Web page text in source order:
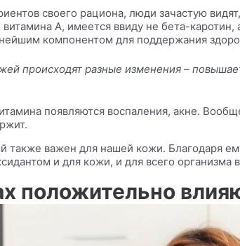
своего рациона, люди зачастую
А, имеется ввиду не бета-каротин,
компонентом для поддержания
происходят разные изменения –
появляются воспаления, акне.
также важен для нашей кожи. Благодаря
и для кожи, и для всего организма
положительно